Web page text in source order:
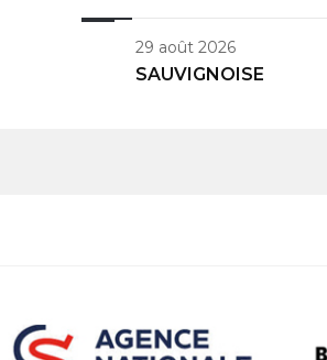
29 août 2026
SAUVIGNOISE